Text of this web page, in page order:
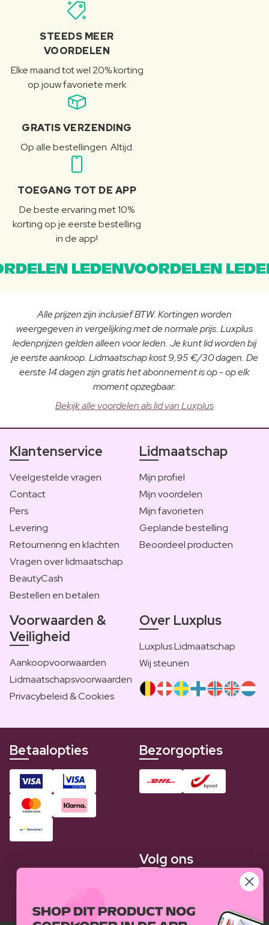
STEEDS MEER
VOORDELEN
Elke maand tot wel 20% korting
op jouw favoriete merk
GRATIS VERZENDING
Op alle bestellingen. Altijd.
TOEGANG TOT DE APP
De beste ervaring met 10%
korting op je eerste bestelling
in de app!
LEDENVOORDELEN
Alle prijzen zijn inclusief BTW. Kortingen worden
weergegeven in vergelijking met de normale prijs. Luxplus
ledenprijzen gelden alleen voor leden. Je kunt lid worden bij
je eerste aankoop. Lidmaatschap kost 9,95 €/30 dagen. De
eerste 14 dagen zijn gratis het abonnement is op - op elk
moment opzegbaar.
Bekijk alle voordelen als lid van Luxplus
Klantenservice
Veelgestelde vragen
Contact
Pers
Levering
Retournering en klachten
Vragen over lidmaatschap
BeautyCash
Bestellen en betalen
Lidmaatschap
Mijn profiel
Mijn voordelen
Mijn favorieten
Geplande bestelling
Beoordeel producten
Voorwaarden &
Veiligheid
Aankoopvoorwaarden
Lidmaatschapsvoorwaarden
Privacybeleid & Cookies
Over Luxplus
Luxplus Lidmaatschap
Wij steunen
Betaalopties Bezorgopties
Volg ons